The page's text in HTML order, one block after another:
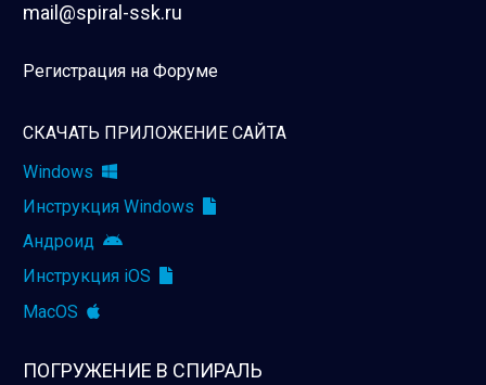
mail@spiral-ssk.ru
Регистрация на Форуме
СКАЧАТЬ ПРИЛОЖЕНИЕ САЙТА
Windows
Инструкция Windows
Андроид
Инструкция iOS
MacOS
ПОГРУЖЕНИЕ В СПИРАЛЬ